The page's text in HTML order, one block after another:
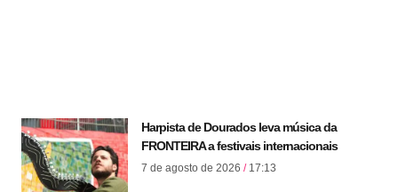
Harpista de Dourados leva música da
FRONTEIRA a festivais internacionais
7 de agosto de 2026 17:13